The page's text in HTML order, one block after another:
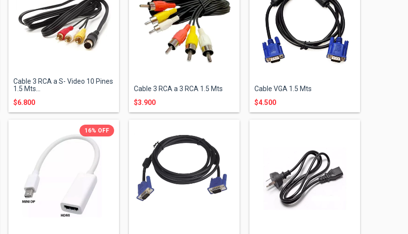
Cable 3 RCA a S- Video 10 Pines
1.5 Mts...
$6.800
Cable 3 RCA a 3 RCA 1.5 Mts
$3.900
Cable VGA 1.5 Mts
$4.500
16% OFF